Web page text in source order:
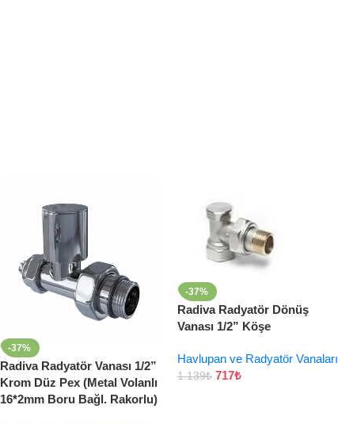
-37%
Radiva Radyatör Vanası 1/2”
Krom Düz Pex (Metal Volanlı
16*2mm Boru Bağl. Rakorlu)
-37%
Radiva Radyatör Dönüş
Vanası 1/2” Köşe
Havlupan ve Radyatör Vanaları
1.139₺ 717₺